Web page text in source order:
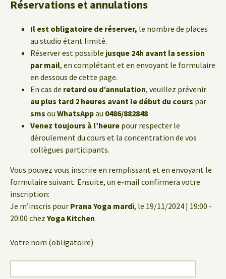
Réservations et annulations
Il est obligatoire de réserver, le nombre de places
au studio étant limité.
Réserver est possible jusque 24h avant la session
par mail, en complétant et en envoyant le formulaire
en dessous de cette page.
En cas de retard ou d’annulation, veuillez prévenir
au plus tard 2 heures avant le début du cours par
sms ou WhatsAppau 0486/882848
Venez toujours à l’heure pour respecter le
déroulement du cours et la concentration de vos
collègues participants.
Vous pouvez vous inscrire en remplissant et en envoyant le
formulaire suivant. Ensuite, un e-mail confirmera votre
inscription:
Je m’inscris pour Prana Yoga mardi, le 19/11/2024 | 19:00 -
20:00 chez Yoga Kitchen
Votre nom (obligatoire)